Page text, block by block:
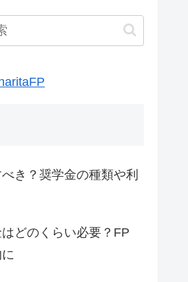
き？奨学金の種類や利
どのくらい必要？FP